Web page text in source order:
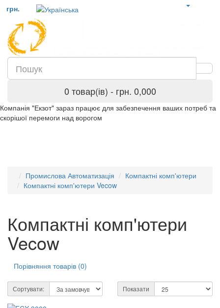
грн.
0 товар(ів) - грн. 0,000
Компанія "Екзот" зараз працює для забезпечення ваших потреб та
скорішої перемоги над ворогом
Промислова Автоматизація
Компактні комп'ютери
Компактні комп'ютери Vecow
Компактні комп'ютери
Vecow
Порівняння товарів (0)
Сортувати: Показати